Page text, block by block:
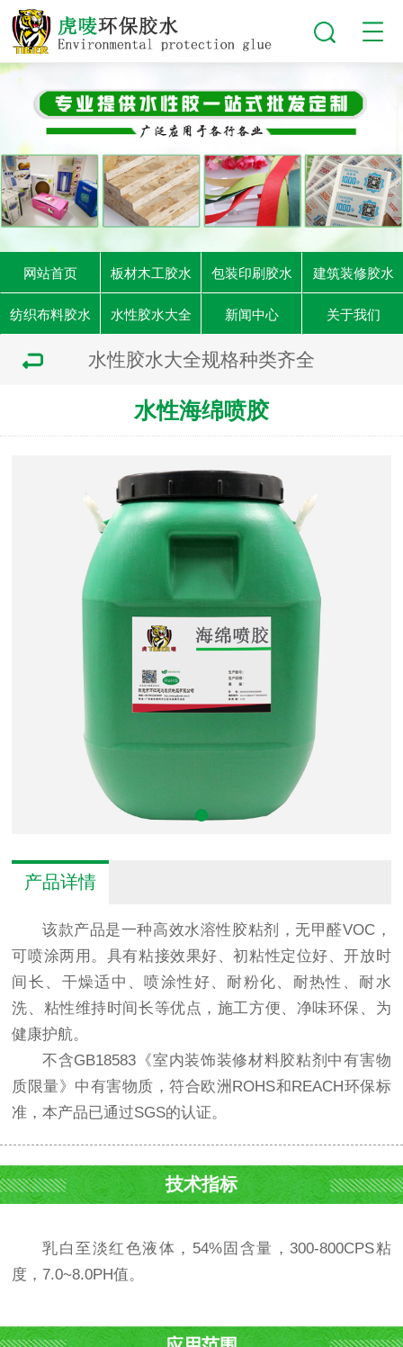
网站首页 板材木工胶水 包装印刷胶水 建筑装修胶水
纺织布料胶水 水性胶水大全 新闻中心 关于我们
水性胶水大全规格种类齐全
水性海绵喷胶
产品详情
该款产品是一种高效水溶性胶粘剂，无甲醛VOC，
可喷涂两用。具有粘接效果好、初粘性定位好、开放时
间长、干燥适中、喷涂性好、耐粉化、耐热性、耐水
洗、粘性维持时间长等优点，施工方便、净味环保、为
健康护航。
不含GB18583《室内装饰装修材料胶粘剂中有害物
质限量》中有害物质，符合欧洲ROHS和REACH环保标
准，本产品已通过SGS的认证。
技术指标
乳白至淡红色液体，54%固含量，300-800CPS粘
度，7.0~8.0PH值。